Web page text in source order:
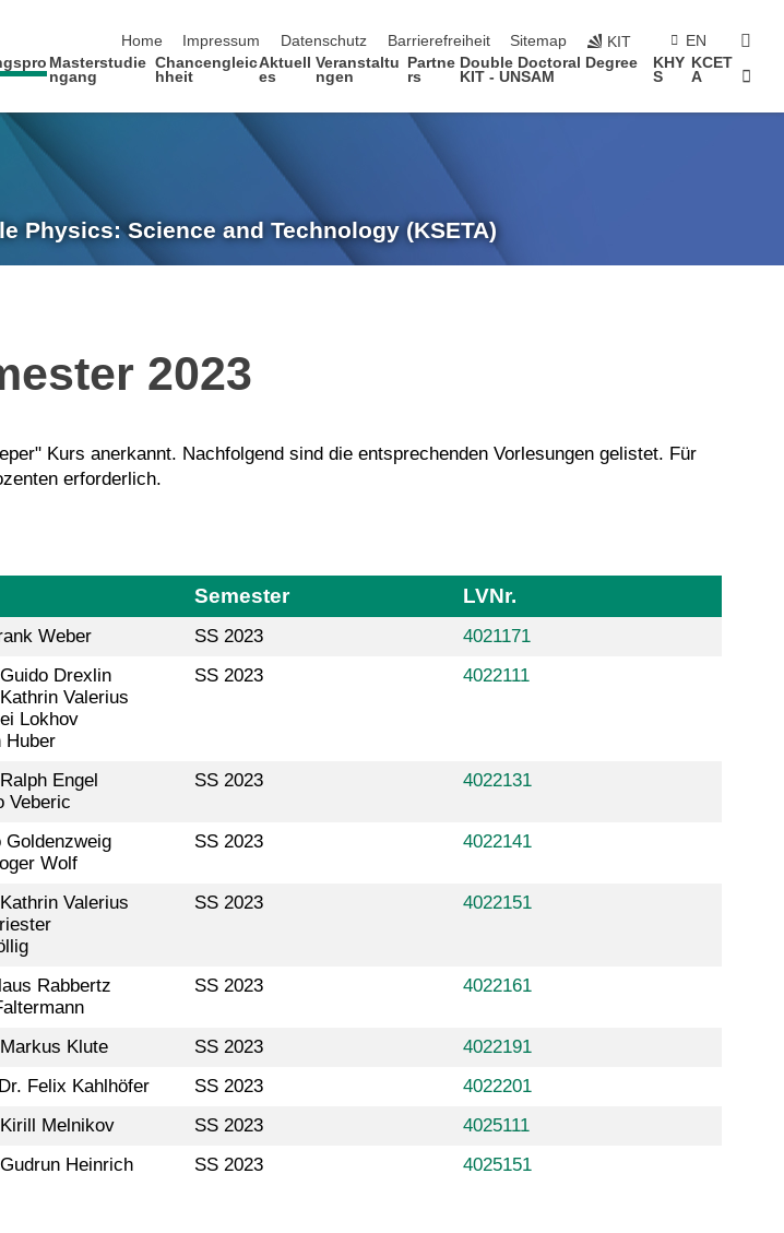
Home
Impressum Datenschutz Barrierefreiheit Sitemap KIT EN
Masterstudie
ngang
Chancengleic
hheit
Aktuell
es
Veranstaltu
ngen
Partne
rs
Double Doctoral Degree
KIT - UNSAM
KHY
S
KCET
A
Physics: Science and Technology (KSETA)
2023
Kurs anerkannt. Nachfolgend sind die entsprechenden Vorlesungen gelistet. Für
erforderlich.
Semester LVNr.
Weber SS 2023
4021171
Drexlin
Valerius
Lokhov
Huber
SS 2023 4022111
Engel
Veberic
SS 2023 4022131
Goldenzweig
Wolf
SS 2023 4022141
Valerius
SS 2023 4022151
Rabbertz
SS 2023 4022161
Klute SS 2023
4022191
Felix Kahlhöfer SS 2023
4022201
Melnikov SS 2023
4025111
Heinrich SS 2023 4025151